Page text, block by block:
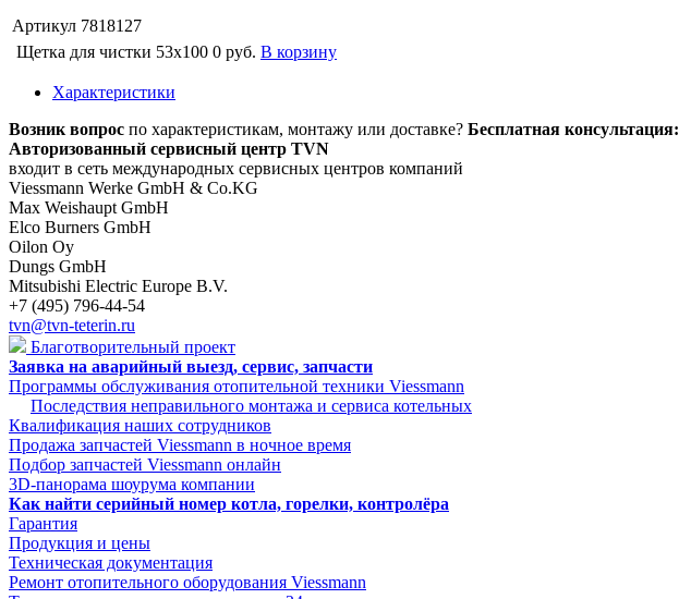
Артикул 7818127
Щетка для чистки 53х100 0 руб. В корзину
Характеристики
Возник вопрос по характеристикам, монтажу или доставке? Бесплатная консультация:
Авторизованный сервисный центр TVN
входит в сеть международных сервисных центров компаний
Viessmann Werke GmbH & Co.KG
Max Weishaupt GmbH
Elco Burners GmbH
Oilon Oy
Dungs GmbH
Mitsubishi Electric Europe B.V.
+7 (495) 796-44-54
tvn@tvn-teterin.ru
Благотворительный проект
Заявка на аварийный выезд, сервис, запчасти
Программы обслуживания отопительной техники Viessmann
Последствия неправильного монтажа и сервиса котельных
Квалификация наших сотрудников
Продажа запчастей Viessmann в ночное время
Подбор запчастей Viessmann онлайн
3D-панорама шоурума компании
Как найти серийный номер котла, горелки, контролёра
Гарантия
Продукция и цены
Техническая документация
Ремонт отопительного оборудования Viessmann